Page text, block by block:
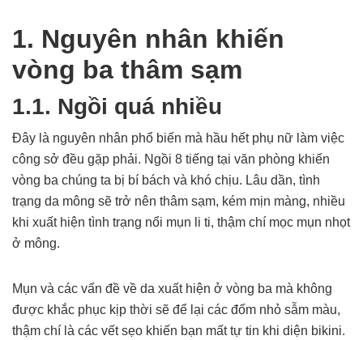
1. Nguyên nhân khiến
vòng ba thâm sạm
1.1. Ngồi quá nhiều
Đây là nguyên nhân phổ biến mà hầu hết phụ nữ làm việc
công sở đều gặp phải. Ngồi 8 tiếng tại văn phòng khiến
vòng ba chúng ta bị bí bách và khó chịu. Lâu dần, tình
trạng da mông sẽ trở nên thâm sạm, kém mịn màng, nhiều
khi xuất hiện tình trạng nổi mụn li ti, thậm chí mọc mụn nhọt
ở mông.
Mụn và các vấn đề về da xuất hiện ở vòng ba mà không
được khắc phục kịp thời sẽ để lại các đốm nhỏ sẫm màu,
thậm chí là các vết sẹo khiến bạn mất tự tin khi diện bikini.